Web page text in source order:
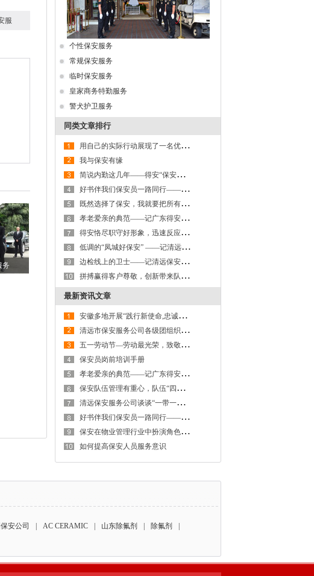
服
务
个性保安服务
常规保安服务
临时保安服务
皇家商务特勤服务
警犬护卫服务
同类文章排行
用
自己的实际行动展现了一名优秀保安员的风采——记清远保安服务有限公司杨伟杰
我与保安有缘
简
说内勤这几年——得安“保安生涯最难忘的一件事”有奖征文大赛作品鉴赏
好
书伴我们保安员一路同行——记清远保安服务公司2017年第三季度征文大赛三等奖
既
然选择了保安，我就要把所有精力都奉献保安事业——记清远保安服务公司驻华能电厂中队长陈阳清
孝
老爱亲的典范——记广东得安保安服务有限公司清远分公司保安员王伟生
得
安恪尽职守好形象，迅速反应获嘉奖
低
调的“凤城好保安” ——记清远保安服务公司陈立军
边
检线上的卫士——记清远保安服务有限公司大中集团保安队
拼
搏赢得客户尊敬，创新带来队伍稳定——记清远保安公司保安员许成志
最新资讯文章
安
徽多地开展“践行新使命,忠诚保大庆”实践活动
清
远市保安服务公司各级团组织为“五·一”假期各类活动保驾护航
五
一劳动节—劳动最光荣，致敬每一个生活努力的人
保安员岗前培训手册
孝
老爱亲的典范——记广东得安保安服务有限公司清远分公司保安员王伟生
保
安队伍管理有重心，队伍“四抓”要做好
清
远保安服务公司谈谈“一带一路”给我国保安服务企业带来的商机
好
书伴我们保安员一路同行——记清远保安服务公司2017年第三季度征文大赛三等奖
保
安在物业管理行业中扮演角色的重要性
如何提高保安人员服务意识
安公司 AC CERAMIC 山东除氟剂 除氟剂